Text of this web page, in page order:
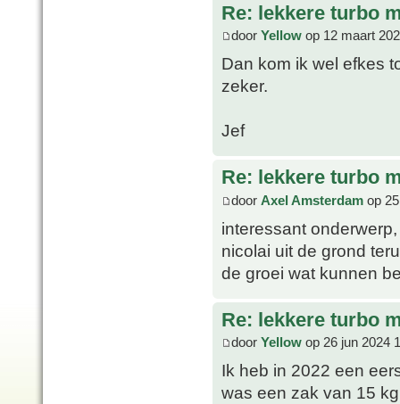
Re: lekkere turbo
door Yellow op 12 maart
Dan kom ik wel efkes
zeker.
Jef
Re: lekkere turbo
door Axel Amsterdam op
interessant
nicolai uit de grond
de groei wat kunnen
Re: lekkere turbo
door Yellow op 26 jun 2024
Ik heb in 2022 een
was een zak van 15